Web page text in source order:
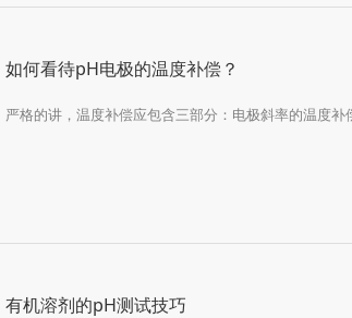
如何看待pH电极的温度补偿？
严格的讲，温度补偿应包含三部分：电极斜率的温度
有机溶剂的pH测试技巧